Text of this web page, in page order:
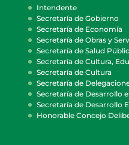
Intendente
Secretaría de Gobierno
Secretaría de Economía
Secretaría de Obras y
Secretaría de Salud
Secretaría de Cultura,
Secretaría de Cultura
Secretaría de
Secretaría de Desarrollo
Secretaría de Desarrollo
Honorable Concejo